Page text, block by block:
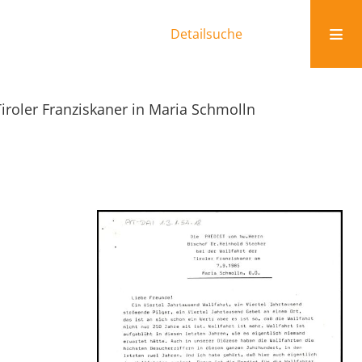
Detailsuche
Franziskaner in Maria Schmolln